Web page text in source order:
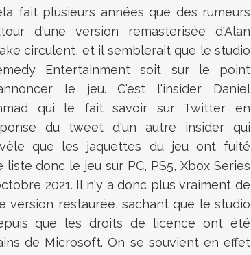
fait plusieurs années que des rumeurs
d'une version remasterisée d'Alan
circulent, et il semblerait que le studio
Entertainment soit sur le point
le jeu. C'est l'insider Daniel
qui le fait savoir sur Twitter en
du tweet d'un autre insider qui
que les jaquettes du jeu ont fuité
donc le jeu sur PC, PS5, Xbox Series
2021. Il n'y a donc plus vraiment de
restaurée, sachant que le studio
que les droits de licence ont été
de Microsoft. On se souvient en effet